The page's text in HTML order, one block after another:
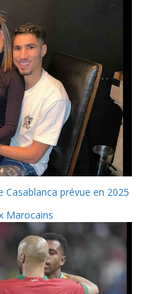
Casablanca prévue en 2025
Marocains